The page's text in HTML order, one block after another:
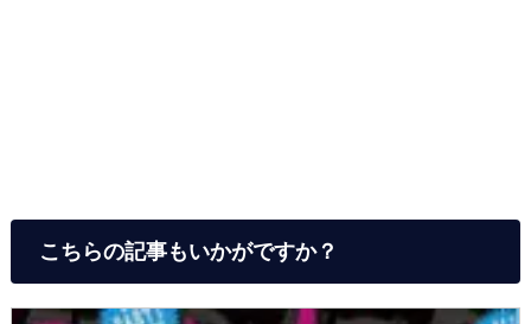
こちらの記事もいかがですか？